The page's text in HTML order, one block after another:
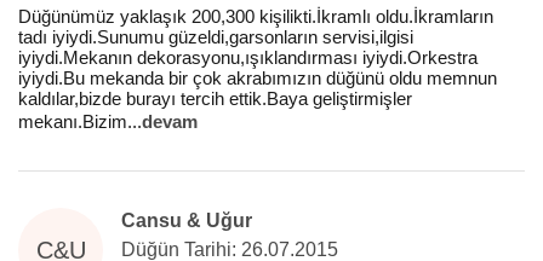
Düğünümüz yaklaşık 200,300 kişilikti.İkramlı oldu.İkramların
tadı iyiydi.Sunumu güzeldi,garsonların servisi,ilgisi
iyiydi.Mekanın dekorasyonu,ışıklandırması iyiydi.Orkestra
iyiydi.Bu mekanda bir çok akrabımızın düğünü oldu memnun
kaldılar,bizde burayı tercih ettik.Baya geliştirmişler
mekanı.Bizim...devam
C&U
Cansu & Uğur
Düğün Tarihi: 26.07.2015